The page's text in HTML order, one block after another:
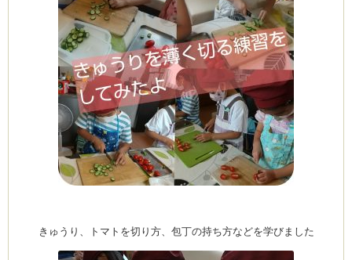
ンティ
ーヌ
きゅうり、トマトを切り方、包丁の持ち方などを学びました